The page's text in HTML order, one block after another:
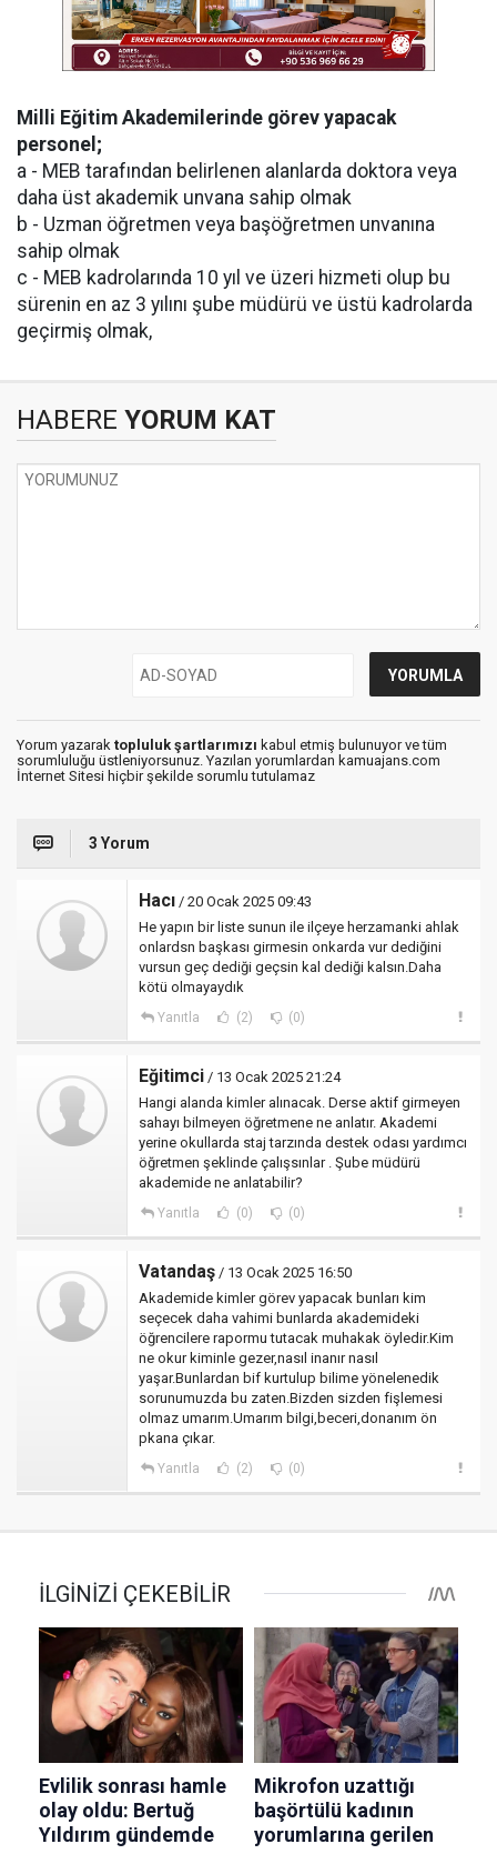
Milli Eğitim Akademilerinde görev yapacak
personel;
a - MEB tarafından belirlenen alanlarda doktora veya
daha üst akademik unvana sahip olmak
b - Uzman öğretmen veya başöğretmen unvanına
sahip olmak
c - MEB kadrolarında 10 yıl ve üzeri hizmeti olup bu
sürenin en az 3 yılını şube müdürü ve üstü kadrolarda
geçirmiş olmak,
HABERE YORUM KAT
Yorum yazarak topluluk şartlarımızı kabul etmiş bulunuyor ve tüm
sorumluluğu üstleniyorsunuz. Yazılan yorumlardan kamuajans.com
İnternet Sitesi hiçbir şekilde sorumlu tutulamaz
3 Yorum
Hacı / 20 Ocak 2025 09:43
He yapın bir liste sunun ile ilçeye herzamanki ahlak
onlardsn başkası girmesin onkarda vur dediğini
vursun geç dediği geçsin kal dediği kalsın.Daha
kötü olmayaydık
Yanıtla (2) (0)
Eğitimci / 13 Ocak 2025 21:24
Hangi alanda kimler alınacak. Derse aktif girmeyen
sahayı bilmeyen öğretmene ne anlatır. Akademi
yerine okullarda staj tarzında destek odası yardımcı
öğretmen şeklinde çalışsınlar . Şube müdürü
akademide ne anlatabilir?
Yanıtla (0) (0)
Vatandaş / 13 Ocak 2025 16:50
Akademide kimler görev yapacak bunları kim
seçecek daha vahimi bunlarda akademideki
öğrencilere rapormu tutacak muhakak öyledir.Kim
ne okur kiminle gezer,nasıl inanır nasıl
yaşar.Bunlardan bif kurtulup bilime yönelenedik
sorunumuzda bu zaten.Bizden sizden fişlemesi
olmaz umarım.Umarım bilgi,beceri,donanım ön
pkana çıkar.
Yanıtla (2) (0)